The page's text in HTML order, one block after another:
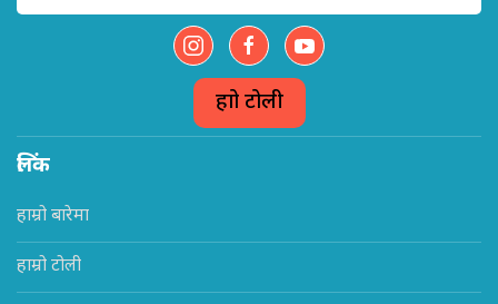
हाम्रो टोली
लिंक
हाम्रो बारेमा
हाम्रो टोली